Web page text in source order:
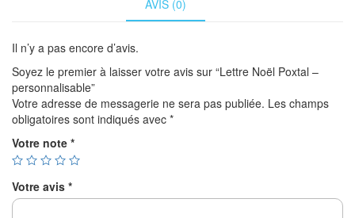
AVIS (0)
Il n’y a pas encore d’avis.
Soyez le premier à laisser votre avis sur “Lettre Noël Poxtal –
personnalisable”
Votre adresse de messagerie ne sera pas publiée. Les champs
obligatoires sont indiqués avec *
Votre note *
Votre avis *